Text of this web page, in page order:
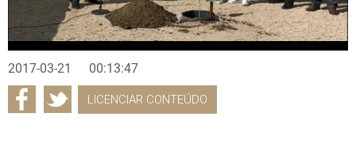
2017-03-21 00:13:47
LICENCIAR CONTEÚDO